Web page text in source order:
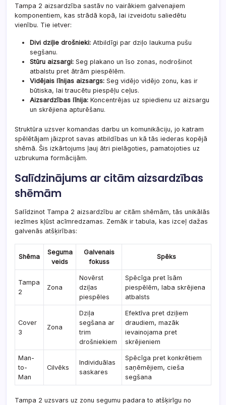
Tampa 2 aizsardzība sastāv no vairākiem galvenajiem
komponentiem, kas strādā kopā, lai izveidotu saliedētu
vienību. Tie ietver:
Divi dziļie drošnieki: Atbildīgi par dziļo laukuma pušu
segšanu.
Stūru aizsargi: Seg plakano un īso zonas, nodrošinot
atbalstu pret ātrām piespēlēm.
Vidējais līnijas aizsargs: Seg vidējo vidējo zonu, kas ir
būtiska, lai traucētu piespēļu ceļus.
Aizsardzības līnija: Koncentrējas uz spiedienu uz aizsargu
un skrējiena apturēšanu.
Struktūra uzsver komandas darbu un komunikāciju, jo katram
spēlētājam jāizprot savas atbildības un kā tās iederas kopējā
shēmā. Šis izkārtojums ļauj ātri pielāgoties, pamatojoties uz
uzbrukuma formācijām.
Salīdzinājums ar citām aizsardzības
shēmām
Salīdzinot Tampa 2 aizsardzību ar citām shēmām, tās unikālās
iezīmes kļūst acīmredzamas. Zemāk ir tabula, kas izceļ dažas
galvenās atšķirības:
Shēma
Seguma
veids
Galvenais
fokuss
Spēks
Tampa
2
Zona
Novērst
dziļas
piespēles
Spēcīga pret īsām
piespēlēm, laba skrējiena
atbalsts
Cover
3
Zona
Dziļa
segšana ar
trim
drošniekiem
Efektīva pret dziļiem
draudiem, mazāk
ievainojama pret
skrējieniem
Man-
to-
Man
Cilvēks
Individuālas
saskares
Spēcīga pret konkrētiem
saņēmējiem, cieša
segšana
Tampa 2 uzsvars uz zonu segumu padara to atšķirīgu no